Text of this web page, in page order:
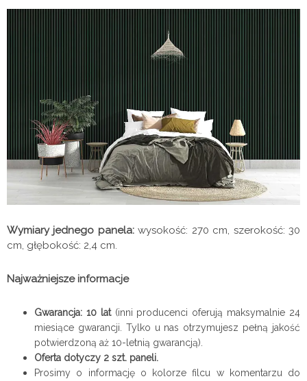
Wymiary jednego panela:wysokość: 270 cm, szerokość: 30
cm, głębokość: 2,4 cm.
Najważniejsze informacje
Gwarancja: 10 lat (inni producenci oferują maksymalnie 24
miesiące gwarancji. Tylko u nas otrzymujesz pełną jakość
potwierdzoną aż 10-letnią gwarancją).
Oferta dotyczy 2 szt. paneli.
Prosimy o informację o kolorze filcu w komentarzu do